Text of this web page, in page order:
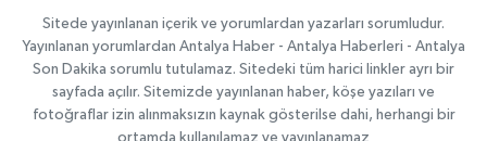
Sitede yayınlanan içerik ve yorumlardan yazarları sorumludur.
Yayınlanan yorumlardan Antalya Haber - Antalya Haberleri - Antalya
Son Dakika sorumlu tutulamaz. Sitedeki tüm harici linkler ayrı bir
sayfada açılır. Sitemizde yayınlanan haber, köşe yazıları ve
fotoğraflar izin alınmaksızın kaynak gösterilse dahi, herhangi bir
ortamda kullanılamaz ve yayınlanamaz